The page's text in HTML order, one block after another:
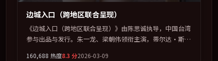
边城入口（跨地区联合呈现）
《边城入口（跨地区联合呈现）》由陈思诚执导，中国台湾
参与出品与发行。朱一龙、梁朝伟领衔主演，蒂尔达·斯文
160,688 热度8.3 分2026-03-09